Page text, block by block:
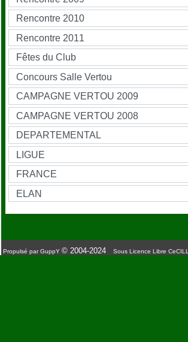
Propulsé par GuppY © 2004-2024 Sous Licence Libre CeCILL